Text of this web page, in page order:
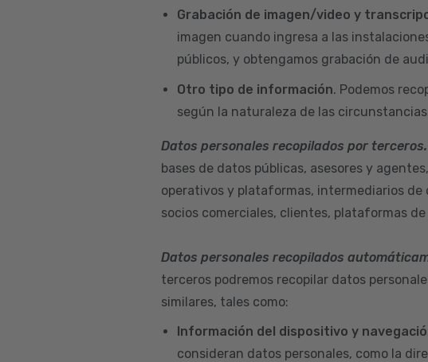
Grabación de imagen/video y
imagen cuando ingresa a las
públicos, y obtengamos grabación de
Otro tipo de información. Podemos
según la naturaleza de las
Datos personales recopilados por terceros.
bases de datos públicas, asesores y
operativos y plataformas, intermediarios
socios comerciales, clientes, plataformas
Datos personales recopilados
terceros podremos recopilar datos
similares, tales como:
Información del dispositivo y
consideran datos personales, como la